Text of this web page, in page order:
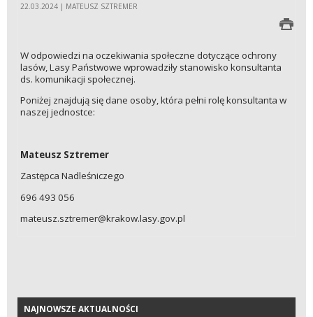
22.03.2024 | MATEUSZ SZTREMER
W odpowiedzi na oczekiwania społeczne dotyczące ochrony
lasów, Lasy Państwowe wprowadziły stanowisko konsultanta
ds. komunikacji społecznej.
Poniżej znajdują się dane osoby, która pełni rolę konsultanta w
naszej jednostce:
Mateusz Sztremer
Zastępca Nadleśniczego
696 493 056
mateusz.sztremer@krakow.lasy.gov.pl
NAJNOWSZE AKTUALNOŚCI
NAJNOWSZE AKTUALNOŚCI